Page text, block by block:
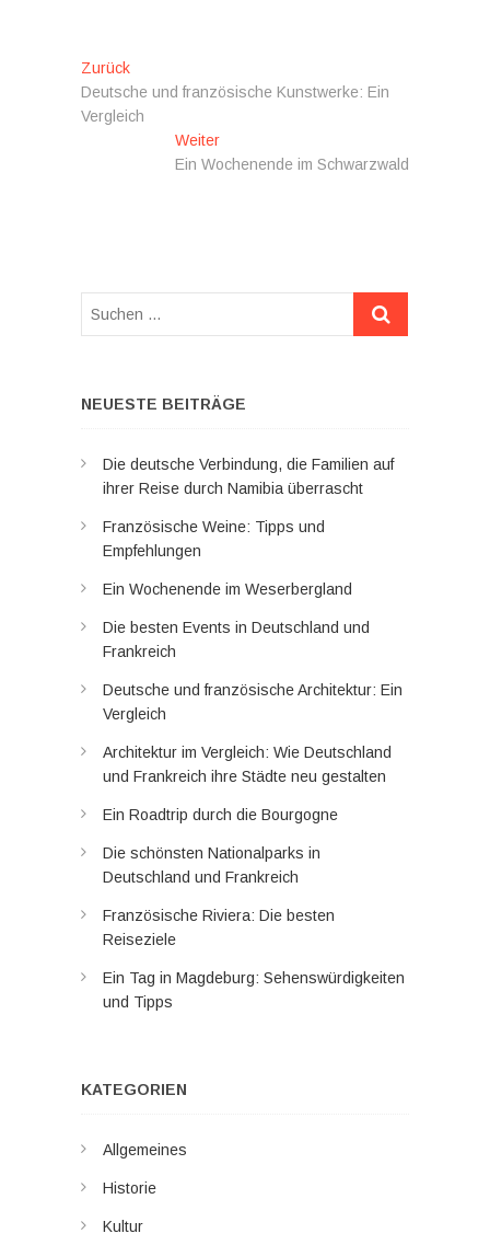
Beitragsnavigation
ZurückVorheriger
Beitrag:
Deutsche und französische Kunstwerke: Ein
Vergleich
WeiterNächster
Beitrag:
Ein Wochenende im Schwarzwald
Suchen
NEUESTE BEITRÄGE
Die deutsche Verbindung, die Familien auf
ihrer Reise durch Namibia überrascht
Französische Weine: Tipps und
Empfehlungen
Ein Wochenende im Weserbergland
Die besten Events in Deutschland und
Frankreich
Deutsche und französische Architektur: Ein
Vergleich
Architektur im Vergleich: Wie Deutschland
und Frankreich ihre Städte neu gestalten
Ein Roadtrip durch die Bourgogne
Die schönsten Nationalparks in
Deutschland und Frankreich
Französische Riviera: Die besten
Reiseziele
Ein Tag in Magdeburg: Sehenswürdigkeiten
und Tipps
KATEGORIEN
Allgemeines
Historie
Kultur